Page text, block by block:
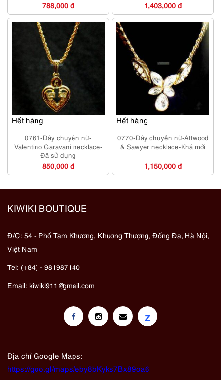
788,000 đ 1,403,000 đ
Hết hàng
0761-Dây chuyền nữ-
Valentino Garavani necklace-
Đã sử dụng
850,000 đ
Hết hàng
0770-Dây chuyền nữ-Attwood
& Sawyer necklace-Khá mới
1,150,000 đ
KIWIKI BOUTIQUE
Đ/C: 54 - Phố Tam Khương, Khương Thượng, Đống Đa, Hà Nội,
Việt Nam
Tel: (+84) - 981987140
Email: kiwiki911@gmail.com
z
Địa chỉ Google Maps:
https://goo.gl/maps/eby8bKyks7Bx89oa6